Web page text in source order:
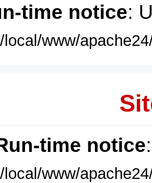
time notice:
local/www/
time notice
local/www/